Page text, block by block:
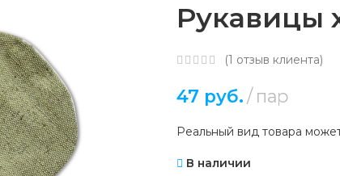
Рукавицы
(1 отзыв клиента)
47 руб. пар
Реальный вид товара
В наличии